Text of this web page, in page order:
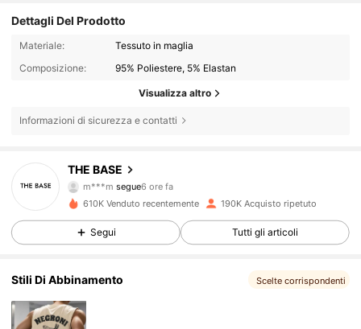
Dettagli Del Prodotto
Materiale:
Tessuto in maglia
Composizione:
95% Poliestere, 5% Elastan
Visualizza altro
Informazioni di sicurezza e contatti
THE BASE
m***msegue
T***nsta navigando
4.84
28K Follower
4.84
610K Venduto recentemente 190K Acquisto ripetuto
Segui Tutti gli articoli
Stili Di Abbinamento Scelte corrispondenti